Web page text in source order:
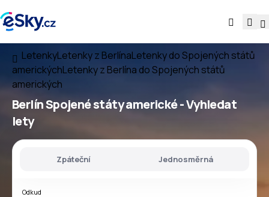
LetenkyLetenky z BerlínaLetenky do Spojených států
americkýchLetenky z Berlína do Spojených států
amerických
Berlín Spojené státy americké- Vyhledat
lety
Zpáteční Jednosměrná
Odkud